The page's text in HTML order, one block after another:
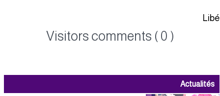
Visitors comments ( 0 )
Actualités